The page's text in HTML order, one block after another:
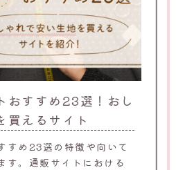
おすすめ23選！おし
買えるサイト
すめ23選の特徴や向いて
す。通販サイトにおける